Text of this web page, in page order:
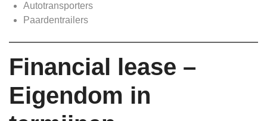
Autotransporters
Paardentrailers
Financial lease –
Eigendom in